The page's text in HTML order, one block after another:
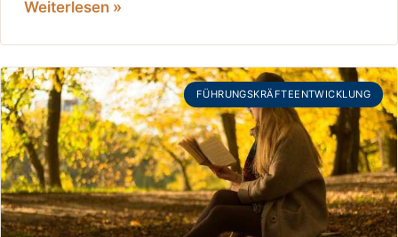
Weiterlesen »
FÜHRUNGSKRÄFTEENTWICKLUNG